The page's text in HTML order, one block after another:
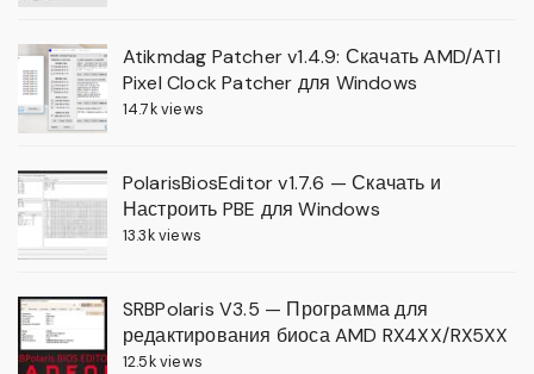
Atikmdag Patcher v1.4.9: Скачать AMD/ATI
Pixel Clock Patcher для Windows
14.7k views
PolarisBiosEditor v1.7.6 — Скачать и
Настроить PBE для Windows
13.3k views
SRBPolaris V3.5 — Программа для
редактирования биоса AMD RX4XX/RX5XX
12.5k views